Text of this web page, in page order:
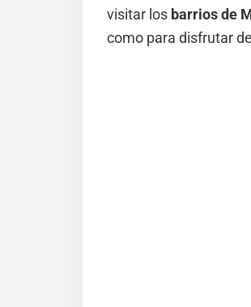
visitar los barrios de
como para disfrutar